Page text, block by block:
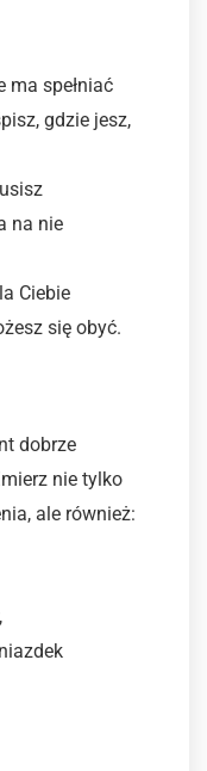
ma spełniać
gdzie jesz,
na nie
Ciebie
się obyć.
dobrze
nie tylko
ale również: